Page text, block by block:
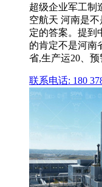
超级企业军工制
空航天 河南是
定的答案。提到
的肯定不是河南
省,生产运20、
联系电话: 180